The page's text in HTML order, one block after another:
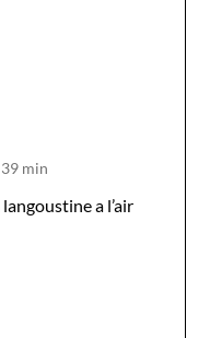
min
a l’air